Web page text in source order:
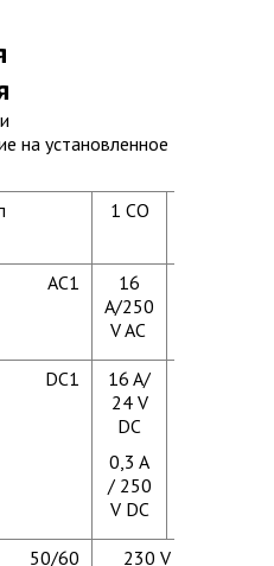
на установленное
1 CO
AC1
16
A/250
V AC
DC1
16 A/
24 V
DC
0,3 A
/ 250
V DC
50/60
230 V